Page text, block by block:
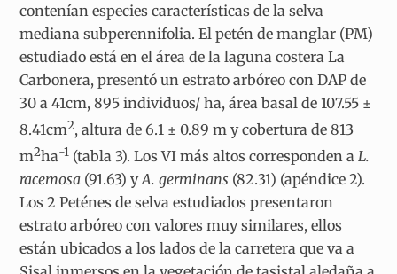
contenían especies características de la selva
mediana subperennifolia. El petén de manglar (PM)
estudiado está en el área de la laguna costera La
Carbonera, presentó un estrato arbóreo con DAP de
30 a 41cm, 895 individuos/ ha, área basal de 107.55 ±
8.41cm2, altura de 6.1 ± 0.89 m y cobertura de 813
m2ha-1 (tabla 3). Los VI más altos corresponden a L.
racemosa (91.63) yA. germinans (82.31) (apéndice 2).
Los 2 Peténes de selva estudiados presentaron
estrato arbóreo con valores muy similares, ellos
están ubicados a los lados de la carretera que va a